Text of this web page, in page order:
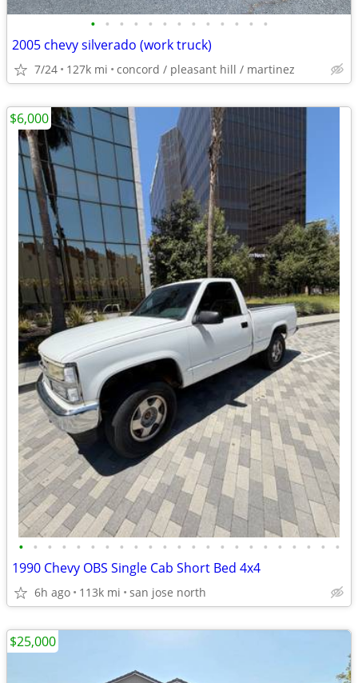
• • • • • • • • • • • • •
2005 chevy silverado (work truck)
7/24 127k mi concord / pleasant hill / martinez
• • • • • • • • • • • • • • • • • • • • • • •
1990 Chevy OBS Single Cab Short Bed 4x4
6h ago 113k mi san jose north
$6,000
$25,000